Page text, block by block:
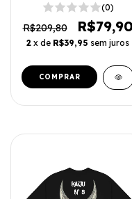
(0)
R$209,80 R$79,90
2 x de R$39,95 sem juros
COMPRAR